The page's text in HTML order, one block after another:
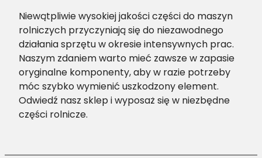
Niewątpliwie wysokiej jakości części do maszyn
rolniczych przyczyniają się do niezawodnego
działania sprzętu w okresie intensywnych prac.
Naszym zdaniem warto mieć zawsze w zapasie
oryginalne komponenty, aby w razie potrzeby
móc szybko wymienić uszkodzony element.
Odwiedź nasz sklep i wyposaż się w niezbędne
części rolnicze.